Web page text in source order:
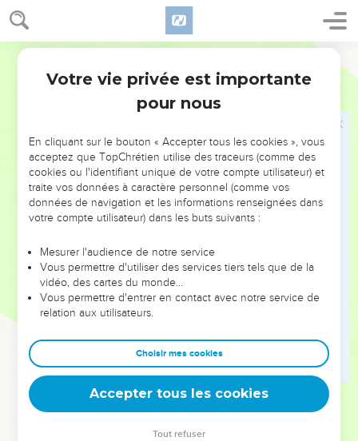
Esaïe 49
21 et tu diras dans ton cœur : « Qui m’a donné ces fils ? J'étais
privée d’enfants, j'étais stérile. J'étais en exil, mise à l’écart.
Qui les a élevés ? J'étais restée seule. Ceux-ci, où étaient-
Voici ce qu’a dit le Seigneur, l'Eternel : Je lèverai ma main
en direction des nations, je dresserai mon étendard pour les
peuples, et ils amèneront tes fils en les tenant dans les bras,
ils porteront tes filles sur leurs épaules.
Des rois seront tes pères adoptifs et leurs princesses tes
nourrices. Ils se prosterneront devant toi, le visage contre
terre, et lécheront la poussière de tes pieds. Ainsi, tu
sur moi ne seront pas couverts de honte.
Arrachera-t-on à un homme fort sa capture ? Les
prisonniers justes s’échapperont-ils ?
25
lui seront arrachés et la capture de l’homme violent
s’échappera. J’accuserai moi-même tes accusateurs et je
sauverai moi-même tes fils.
Je ferai manger leur propre chair à tes oppresseurs, ils
s'enivreront avec leur propre sang comme si c’était du vin
Votre vie privée est importante
pour nous
En cliquant sur le bouton « Accepter tous les cookies », vous
acceptez que TopChrétien utilise des traceurs (comme des
cookies ou l'identifiant unique de votre compte utilisateur) et
traite vos données à caractère personnel (comme vos
données de navigation et les informations renseignées dans
votre compte utilisateur) dans les buts suivants :
Mesurer l'audience de notre service
Vous permettre d'utiliser des services tiers tels que de la
vidéo, des cartes du monde…
Vous permettre d'entrer en contact avec notre service de
relation aux utilisateurs.
Choisir mes cookies
Accepter tous les cookies
Tout refuser